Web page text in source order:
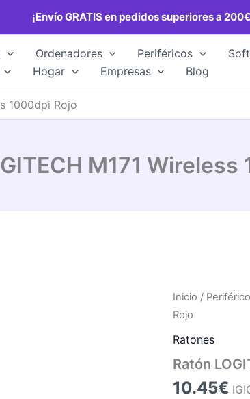
¡Envío GRATIS en pedidos superiores a
Ordenadores Periféricos
Hogar Empresas Blog
1000dpi Rojo
M171 Wireless
Inicio /
Rojo
Ratones
Ratón
10.45€